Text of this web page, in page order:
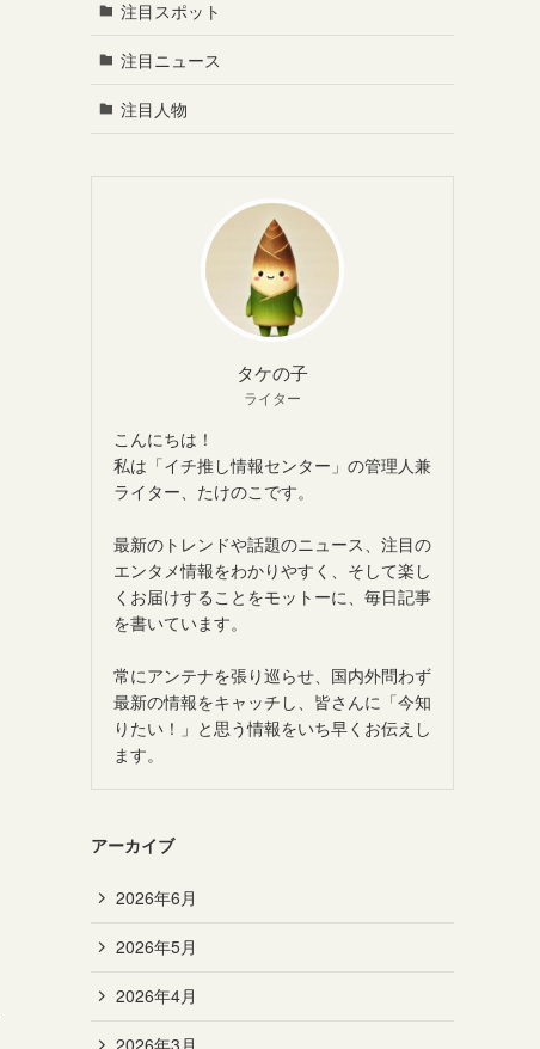
注目スポット
注目ニュース
注目人物
タケの子
ライター
こんにちは！
私は「イチ推し情報センター」の管理人兼
ライター、たけのこです。
最新のトレンドや話題のニュース、注目の
エンタメ情報をわかりやすく、そして楽し
くお届けすることをモットーに、毎日記事
を書いています。
常にアンテナを張り巡らせ、国内外問わず
最新の情報をキャッチし、皆さんに「今知
りたい！」と思う情報をいち早くお伝えし
ます。
アーカイブ
2026年6月
2026年5月
2026年4月